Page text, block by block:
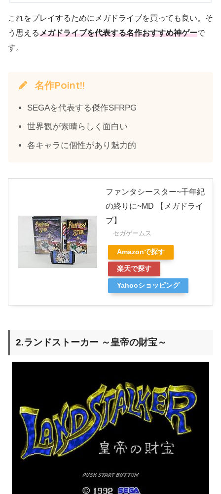
これをプレイするためにメガドライブを買っても良い。そ
う思えるメガドライブを代表する名作おすすめ神ゲーで
す。
名作Point!!
SEGAを代表する傑作SFRPG
世界観が素晴らしく面白い
各キャラに個性があり魅力的
ファンタシースター~千年紀
の終りに~MD 【メガドライ
ブ】
セガゲームス
Amazonで探す
楽天で探す
Yahooショッピング
2.ランドストーカー ～皇帝の財宝～